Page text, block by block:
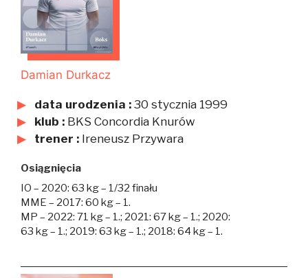
Damian Durkacz
data urodzenia : 30 stycznia 1999
klub : BKS Concordia Knurów
trener : Ireneusz Przywara
Osiągnięcia
IO – 2020: 63 kg – 1/32 finału
MME – 2017: 60 kg – 1.
MP – 2022: 71 kg – 1.; 2021: 67 kg – 1.; 2020:
63 kg – 1.; 2019: 63 kg – 1.; 2018: 64 kg – 1.